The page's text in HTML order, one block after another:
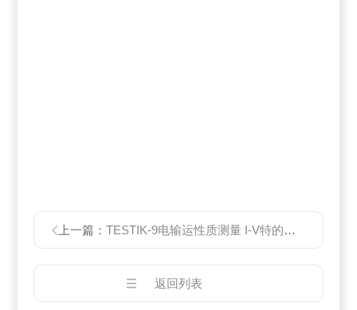
上一篇：TESTIK-9电输运性质测量 I-V特的测量
返回列表